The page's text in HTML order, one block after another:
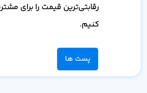
رقابتی‌ترین قیمت را برای
کنیم.
پست ها